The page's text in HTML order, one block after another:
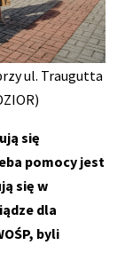
ul. Traugutta
się
pomocy jest
się w
dla
byli